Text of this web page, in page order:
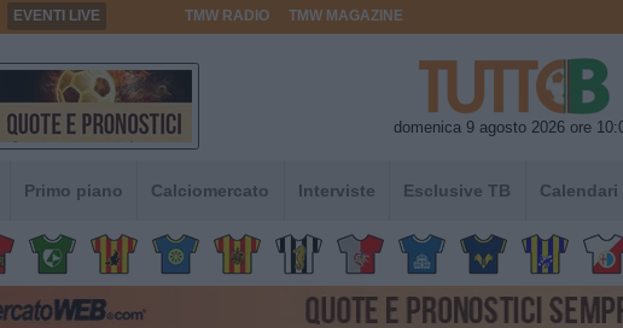
EVENTI LIVE TMW RADIO TMW MAGAZINE
domenica 9 agosto 2026 ore
Primo piano Calciomercato Interviste Esclusive TB Calendari